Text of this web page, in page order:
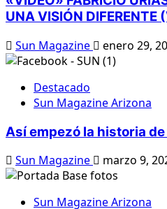
UNA VISIÓN DIFERENTE
Sun Magazine enero 29,
Destacado
Sun Magazine Arizona
Así empezó la historia
Sun Magazine marzo 9,
Sun Magazine Arizona